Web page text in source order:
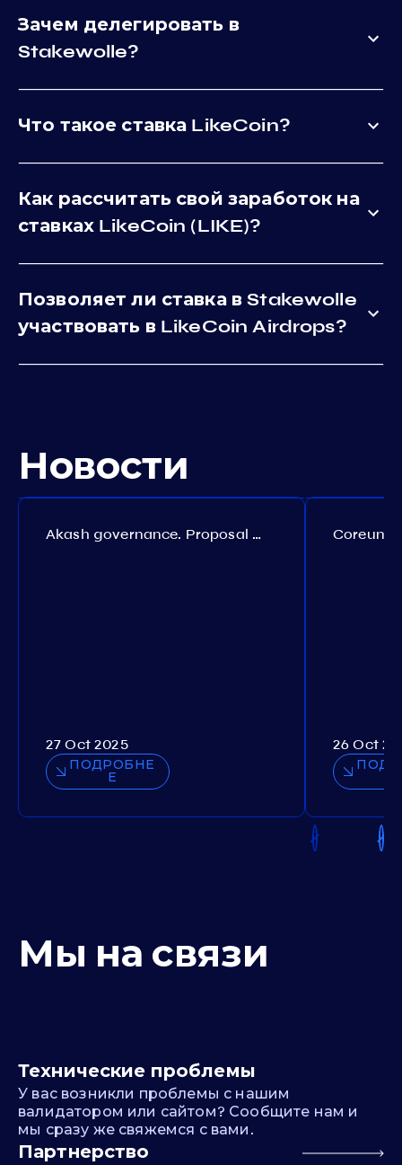
Зачем делегировать в
Stakewolle?
Что такое ставка LikeCoin?
Как рассчитать свой заработок на
ставках LikeCoin (LIKE)?
Позволяет ли ставка в Stakewolle
участвовать в LikeCoin Airdrops?
Новости
Akash governance. Proposal №308
27 Oct 2025
ПОДРОБНЕ
Е
26 Oct
Мы на связи
Технические проблемы
У вас возникли проблемы с нашим
валидатором или сайтом? Сообщите нам и
мы сразу же свяжемся с вами.
Партнерство